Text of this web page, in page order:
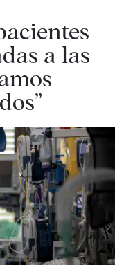
a las